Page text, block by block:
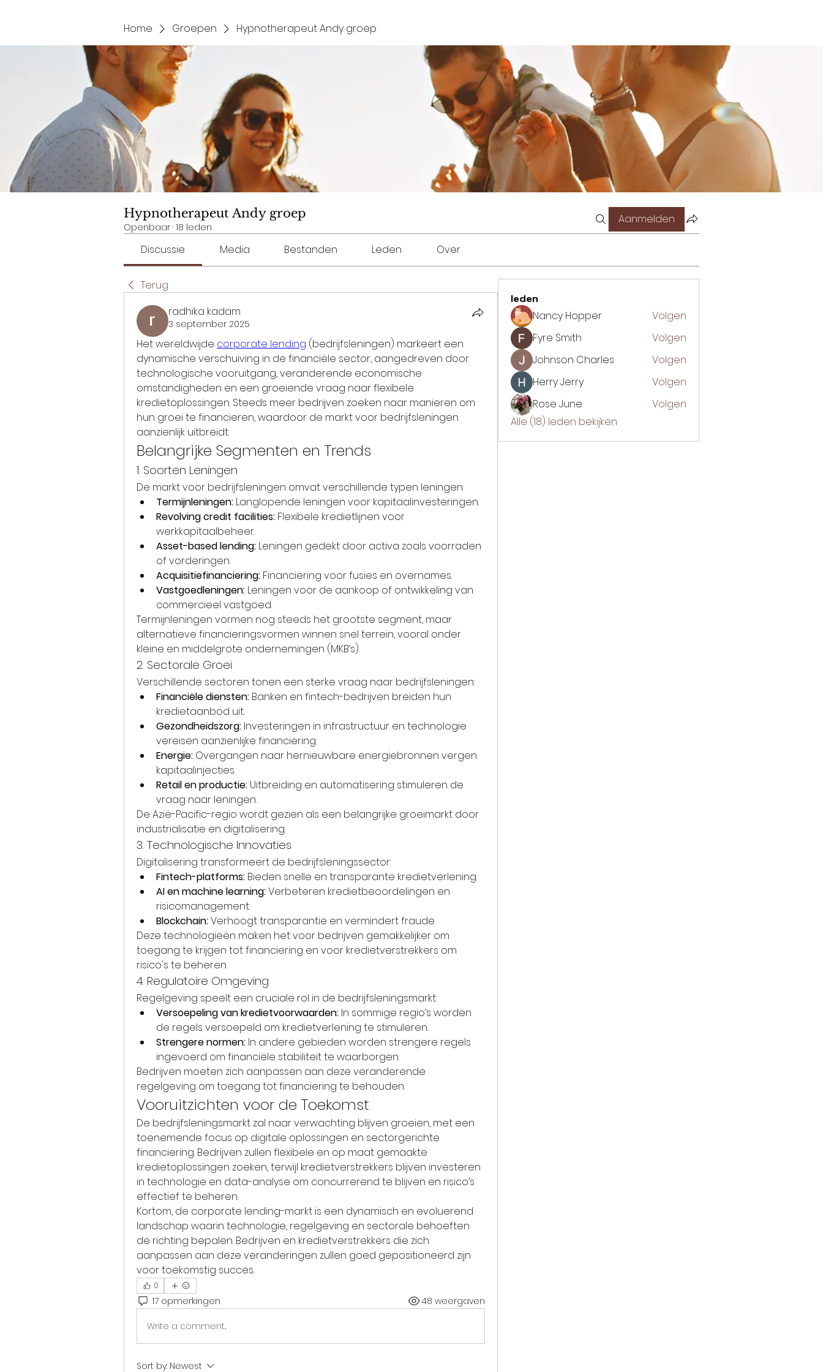
Home Groepen Hypnotherapeut Andy groep
Hypnotherapeut Andy groep
Openbaar · 18 leden
Aanmelden
Discussie Media Bestanden Leden Over
Terug
radhika kadam
3 september 2025
Het wereldwijde corporate lending (bedrijfsleningen) markeert een
dynamische verschuiving in de financiële sector, aangedreven door
technologische vooruitgang, veranderende economische
omstandigheden en een groeiende vraag naar flexibele
kredietoplossingen. Steeds meer bedrijven zoeken naar manieren om
hun groei te financieren, waardoor de markt voor bedrijfsleningen
aanzienlijk uitbreidt.
Belangrijke Segmenten en Trends
1. Soorten Leningen
De markt voor bedrijfsleningen omvat verschillende typen leningen:
Termijnleningen: Langlopende leningen voor kapitaalinvesteringen.
Revolving credit facilities: Flexibele kredietlijnen voor
werkkapitaalbeheer.
Asset-based lending: Leningen gedekt door activa zoals voorraden
of vorderingen.
Acquisitiefinanciering: Financiering voor fusies en overnames.
Vastgoedleningen: Leningen voor de aankoop of ontwikkeling van
commercieel vastgoed.
Termijnleningen vormen nog steeds het grootste segment, maar
alternatieve financieringsvormen winnen snel terrein, vooral onder
kleine en middelgrote ondernemingen (MKB’s).
2. Sectorale Groei
Verschillende sectoren tonen een sterke vraag naar bedrijfsleningen:
Financiële diensten: Banken en fintech-bedrijven breiden hun
kredietaanbod uit.
Gezondheidszorg: Investeringen in infrastructuur en technologie
vereisen aanzienlijke financiering.
Energie: Overgangen naar hernieuwbare energiebronnen vergen
kapitaalinjecties.
Retail en productie: Uitbreiding en automatisering stimuleren de
vraag naar leningen.
De Azië-Pacific-regio wordt gezien als een belangrijke groeimarkt door
industrialisatie en digitalisering.
3. Technologische Innovaties
Digitalisering transformeert de bedrijfsleningssector:
Fintech-platforms: Bieden snelle en transparante kredietverlening.
AI en machine learning: Verbeteren kredietbeoordelingen en
risicomanagement.
Blockchain: Verhoogt transparantie en vermindert fraude.
Deze technologieën maken het voor bedrijven gemakkelijker om
toegang te krijgen tot financiering en voor kredietverstrekkers om
risico's te beheren.
4. Regulatoire Omgeving
Regelgeving speelt een cruciale rol in de bedrijfsleningsmarkt:
Versoepeling van kredietvoorwaarden: In sommige regio’s worden
de regels versoepeld om kredietverlening te stimuleren.
Strengere normen: In andere gebieden worden strengere regels
ingevoerd om financiële stabiliteit te waarborgen.
Bedrijven moeten zich aanpassen aan deze veranderende
regelgeving om toegang tot financiering te behouden.
Vooruitzichten voor de Toekomst
De bedrijfsleningsmarkt zal naar verwachting blijven groeien, met een
toenemende focus op digitale oplossingen en sectorgerichte
financiering. Bedrijven zullen flexibele en op maat gemaakte
kredietoplossingen zoeken, terwijl kredietverstrekkers blijven investeren
in technologie en data-analyse om concurrerend te blijven en risico’s
effectief te beheren.
Kortom, de corporate lending-markt is een dynamisch en evoluerend
landschap waarin technologie, regelgeving en sectorale behoeften
de richting bepalen. Bedrijven en kredietverstrekkers die zich
aanpassen aan deze veranderingen zullen goed gepositioneerd zijn
voor toekomstig succes.
0
17 opmerkingen 48 weergaven
Write a comment...
Sort by: Newest
leden
Nancy Hopper
Volgen
Fyre Smith
Volgen
Johnson Charles
Volgen
Herry Jerry
Volgen
Rose June
Volgen
Alle (18) leden bekijken